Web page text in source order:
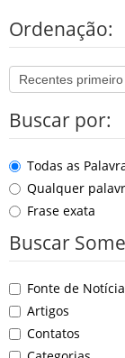
Ordenação:
Buscar por:
Todas as
Qualquer
Frase exata
Buscar
Fonte de
Artigos
Contatos